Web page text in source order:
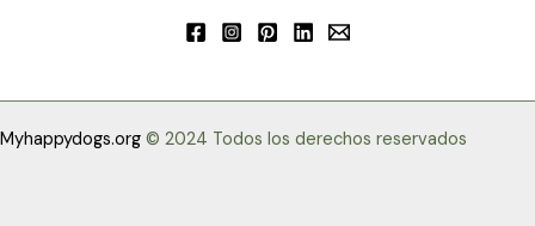
Myhappydogs.org © 2024 Todos los derechos reservados